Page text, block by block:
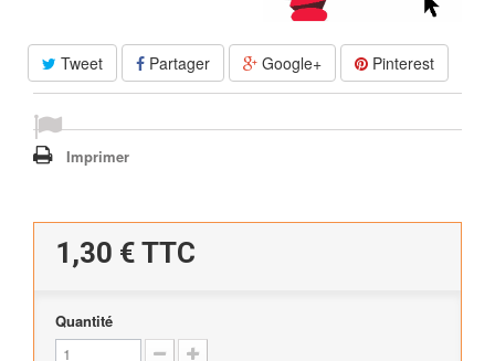
Tweet Partager Google+ Pinterest
Imprimer
1,30 € TTC
Quantité